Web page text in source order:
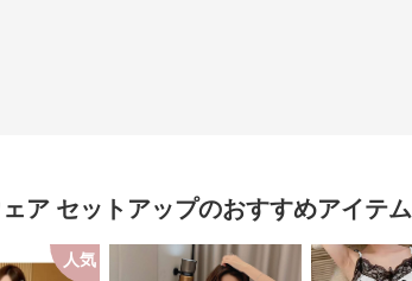
ア セットアップのおすすめアイテム
人気